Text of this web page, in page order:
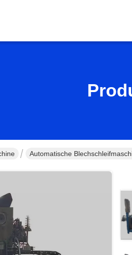
Automatische